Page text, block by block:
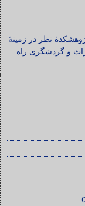
نظر در زمینۀ
و گردشگری راه